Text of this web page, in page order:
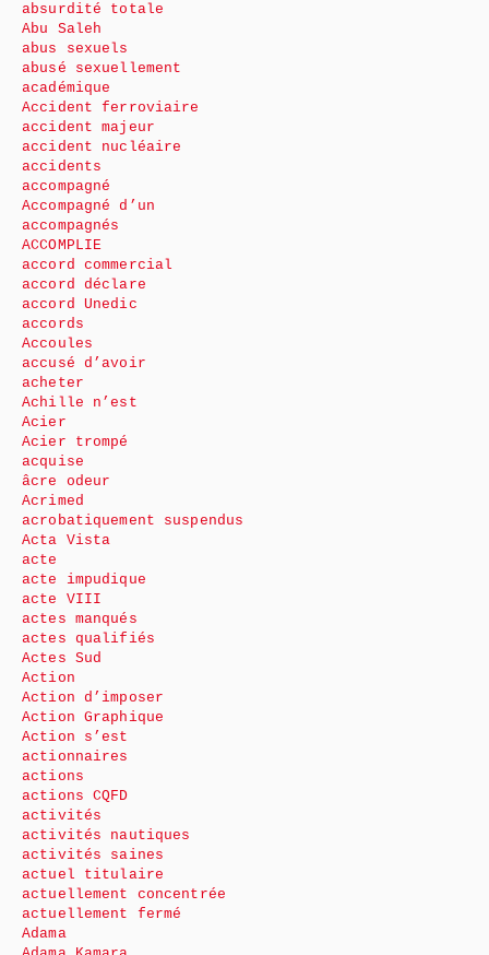
absurdité totale
Abu Saleh
abus sexuels
abusé sexuellement
académique
Accident ferroviaire
accident majeur
accident nucléaire
accidents
accompagné
Accompagné d’un
accompagnés
ACCOMPLIE
accord commercial
accord déclare
accord Unedic
accords
Accoules
accusé d’avoir
acheter
Achille n’est
Acier
Acier trompé
acquise
âcre odeur
Acrimed
acrobatiquement suspendus
Acta Vista
acte
acte impudique
acte VIII
actes manqués
actes qualifiés
Actes Sud
Action
Action d’imposer
Action Graphique
Action s’est
actionnaires
actions
actions CQFD
activités
activités nautiques
activités saines
actuel titulaire
actuellement concentrée
actuellement fermé
Adama